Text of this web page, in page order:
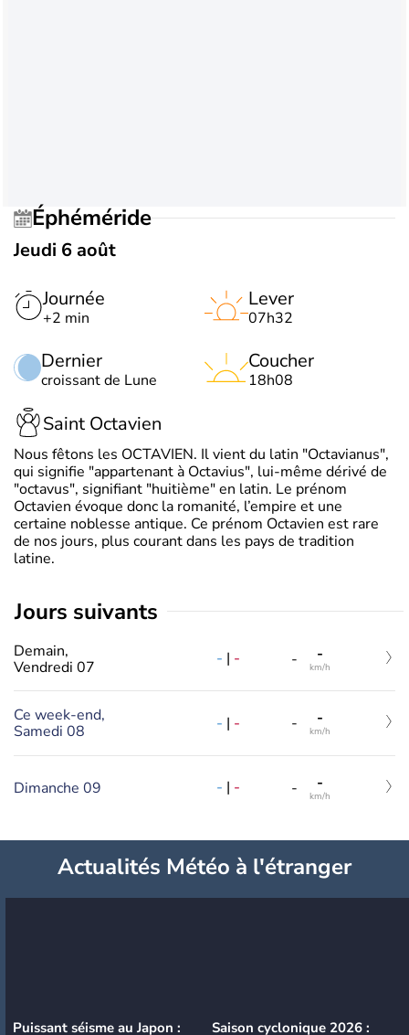
Éphéméride
Jeudi 6 août
Journée
+2 min
Dernier
croissant de Lune
Lever
07h32
Coucher
18h08
Saint Octavien
Nous fêtons les OCTAVIEN. Il vient du latin "Octavianus",
qui signifie "appartenant à Octavius", lui-même dérivé de
"octavus", signifiant "huitième" en latin. Le prénom
Octavien évoque donc la romanité, l’empire et une
certaine noblesse antique. Ce prénom Octavien est rare
de nos jours, plus courant dans les pays de tradition
latine.
jours suivants
Demain,
Vendredi 07
- | - - -
km/h
Ce week-end,
Samedi 08
- | - - -
km/h
Dimanche 09 - | - - -
km/h
Actualités Météo à l'étranger
Puissant séisme au Japon :
Saison cyclonique 2026 :